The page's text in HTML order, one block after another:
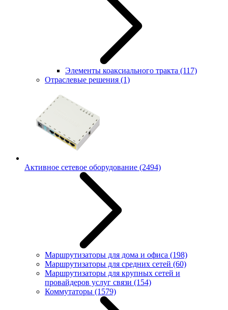
Элементы коаксиального тракта (117)
Отраслевые решения (1)
Активное сетевое оборудование (2494)
Маршрутизаторы для дома и офиса (198)
Маршрутизаторы для средних сетей (60)
Маршрутизаторы для крупных сетей и
провайдеров услуг связи (154)
Коммутаторы (1579)